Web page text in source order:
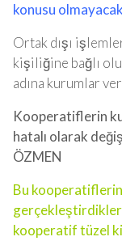
konusu
Ortak dışı
kişiliğine bağlı
adına kurumlar
Kooperatiflerin
hatalı olarak
ÖZMEN
Bu
kooperatif tüzel